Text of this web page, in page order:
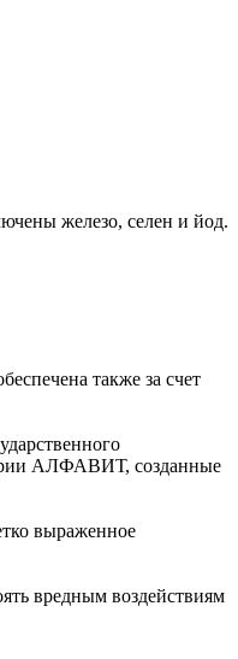
железо, селен и йод.
также за счет
АЛФАВИТ, созданные
выраженное
вредным воздействиям